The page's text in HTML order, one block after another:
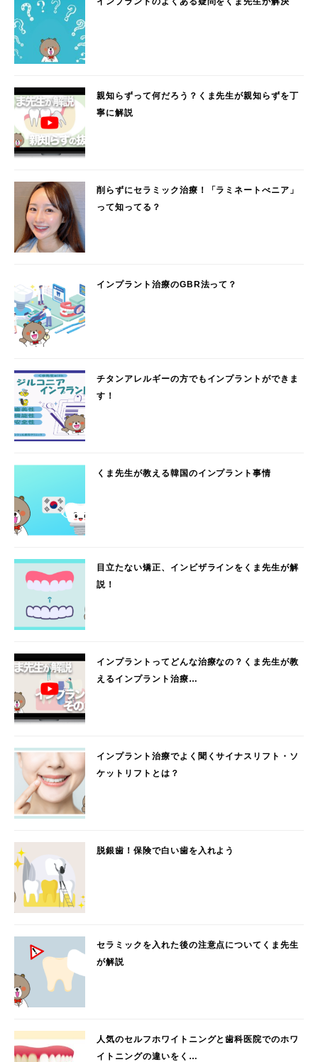
親知らずって何だろう？くま先生が親知らずを丁
寧に解説
削らずにセラミック治療！「ラミネートべニア」
って知ってる？
インプラント治療のGBR法って？
チタンアレルギーの方でもインプラントができま
す！
くま先生が教える韓国のインプラント事情
目立たない矯正、インビザラインをくま先生が解
説！
インプラントってどんな治療なの？くま先生が教
えるインプラント治療…
インプラント治療でよく聞くサイナスリフト・ソ
ケットリフトとは？
脱銀歯！保険で白い歯を入れよう
セラミックを入れた後の注意点についてくま先生
が解説
人気のセルフホワイトニングと歯科医院でのホワ
イトニングの違いをく…